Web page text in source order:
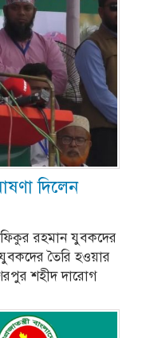
দিলেন
রহমান যুবকদের
তৈরি হওয়ার
শহীদ দারোগ